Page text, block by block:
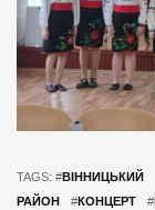
TAGS: #ВІННИЦЬКИЙ
РАЙОН
#КОНЦЕРТ #